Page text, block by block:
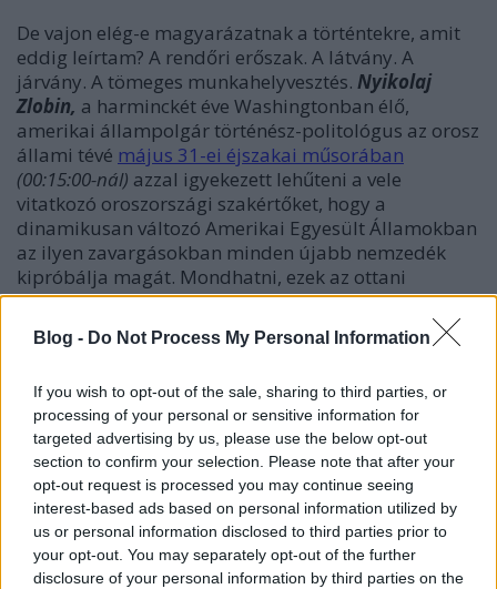
Blog - Do Not Process My Personal Information
If you wish to opt-out of the sale, sharing to third parties, or
processing of your personal or sensitive information for
targeted advertising by us, please use the below opt-out
section to confirm your selection. Please note that after your
opt-out request is processed you may continue seeing
interest-based ads based on personal information utilized by
us or personal information disclosed to third parties prior to
your opt-out. You may separately opt-out of the further
disclosure of your personal information by third parties on the
De vajon elég-e magyarázatnak a történtekre, amit
eddig leírtam? A rendőri erőszak. A látvány. A
járvány. A tömeges munkahelyvesztés. Nyikolaj
Zlobin, a harminckét éve Washingtonban élő,
amerikai állampolgár történész-politológus az orosz
állami tévé május 31-ei éjszakai műsorában
(00:15:00-nál) azzal igyekezett lehűteni a vele
vitatkozó oroszországi szakértőket, hogy a
dinamikusan változó Amerikai Egyesült Államokban
az ilyen zavargásokban minden újabb nemzedék
kipróbálja magát. Mondhatni, ezek az ottani
viszonyok szinte természetes velejárói. Amikor a
műsorvezető rákérdezett, hogy mi a céljuk a
fiataloknak, azt válaszolta: az establishment ellen
kérdés. Hogyne lenne!ObamátTrumpváltotta fel –
hangzott a válasz. A többiek kinevették. Mert
ugyebár a fennálló hatalmi rendszer ugyanaz
marad, képviselőinek társadalmi pozíciója nem
változik alapvetően. Akár demokrata, akár
republikánus az elnök, a rezsim ugyanaz. Amiként
Krausz Tamás,baloldali történészjegyezte meg az
amerikai eseményekhez fűzött„Levegőt!”című